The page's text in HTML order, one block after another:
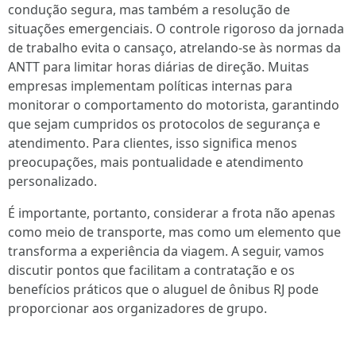
condução segura, mas também a resolução de
situações emergenciais. O controle rigoroso da jornada
de trabalho evita o cansaço, atrelando-se às normas da
ANTT para limitar horas diárias de direção. Muitas
empresas implementam políticas internas para
monitorar o comportamento do motorista, garantindo
que sejam cumpridos os protocolos de segurança e
atendimento. Para clientes, isso significa menos
preocupações, mais pontualidade e atendimento
personalizado.
É importante, portanto, considerar a frota não apenas
como meio de transporte, mas como um elemento que
transforma a experiência da viagem. A seguir, vamos
discutir pontos que facilitam a contratação e os
benefícios práticos que o aluguel de ônibus RJ pode
proporcionar aos organizadores de grupo.